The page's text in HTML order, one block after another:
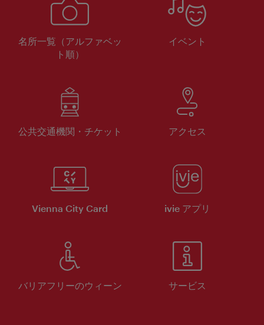
名所一覧（アルファベッ
ト順）
イベント
公共交通機関・チケット アクセス
Vienna City Card ivie アプリ
バリアフリーのウィーン サービス